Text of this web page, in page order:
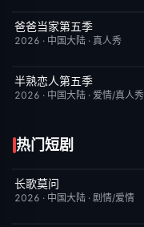
今日更新
爸爸当家第五季
2026 · 中国大陆 · 真人秀
本周更新
半熟恋人第五季
2026 · 中国大陆 · 爱情/真人秀
热门短剧
已完结
长歌莫问
2026 · 中国大陆 · 剧情/爱情